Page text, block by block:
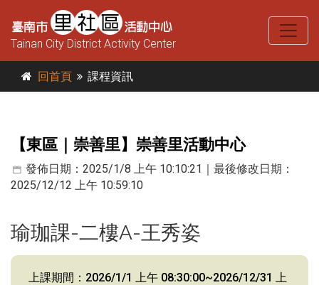
Tainan City District Activity Center
回首頁 課程資訊
【東區｜崇善里】崇善里活動中心
發佈日期：2025/1/8 上午 10:10:21｜最後修改日期：
2025/12/12 上午 10:59:10
瑜珈課-二樓A-王秀姿
上課期間：2026/1/1 上午 08:30:00~2026/12/31 上